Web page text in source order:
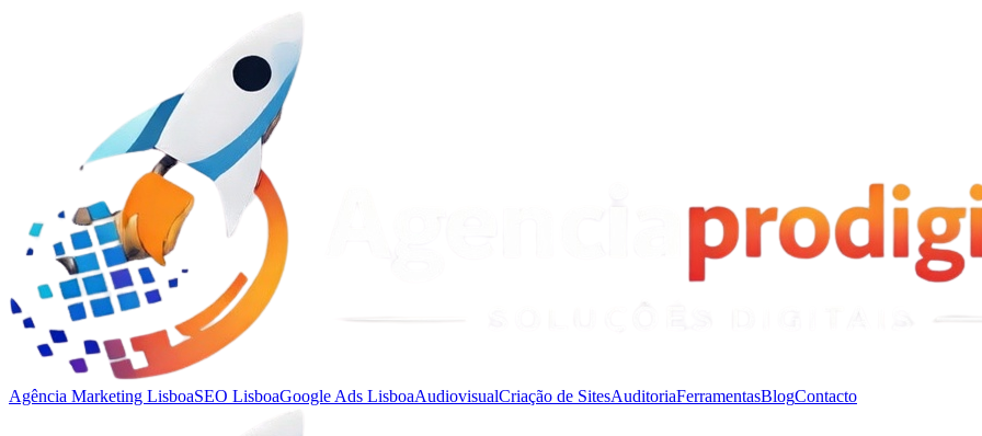
Agência Marketing LisboaSEO LisboaGoogle Ads LisboaAudiovisualCriação de SitesAuditoriaFerramentasBlogContacto